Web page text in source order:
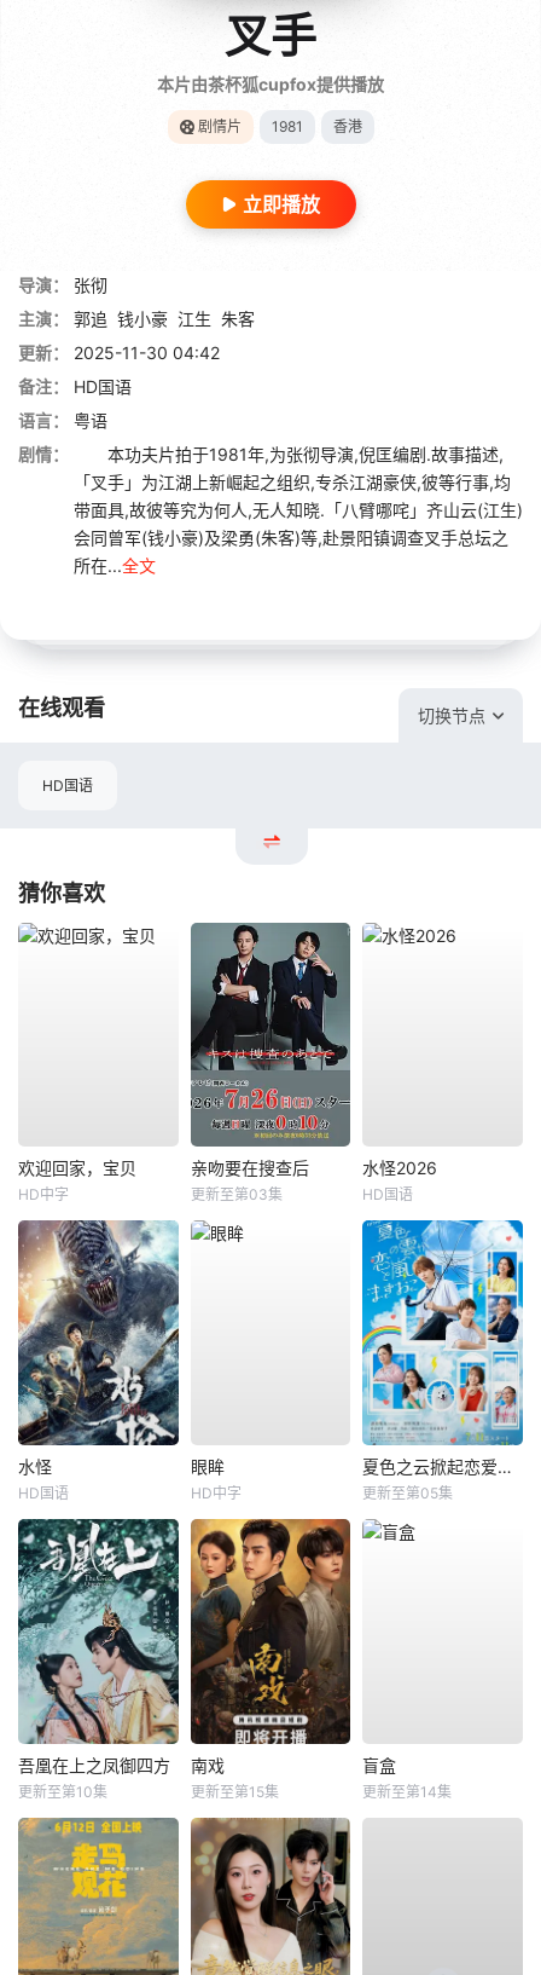
叉手
本片由茶杯狐cupfox提供播放
剧情片 1981 香港
立即播放
导演：
张彻
主演：
郭追 钱小豪 江生 朱客
更新：
2025-11-30 04:42
备注：
HD国语
语言：
粤语
剧情：
本功夫片拍于1981年,为张彻导演,倪匡编剧.故事描述,
「叉手」为江湖上新崛起之组织,专杀江湖豪侠,彼等行事,均
带面具,故彼等究为何人,无人知晓.「八臂哪咤」齐山云(江生)
会同曾军(钱小豪)及梁勇(朱客)等,赴景阳镇调查叉手总坛之
所在...全文
在线观看 切换节点
HD国语
猜你喜欢
欢迎回家，宝贝
HD中字
亲吻要在搜查后
更新至第03集
水怪2026
HD国语
水怪
HD国语
眼眸
HD中字
夏色之云掀起恋爱与风暴
更新至第05集
吾凰在上之凤御四方
更新至第10集
南戏
更新至第15集
盲盒
更新至第14集